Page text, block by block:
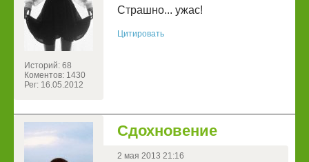
Историй: 68
Коментов: 1430
Рег: 16.05.2012
Страшно... ужас!
Цитировать
Сдохновение
2 мая 2013 21:16